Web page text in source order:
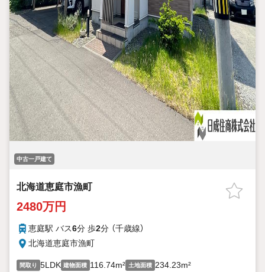
中古一戸建て
北海道恵庭市漁町
2480万円
恵庭駅 バス6分 歩2分 （千歳線）
北海道恵庭市漁町
間取り 5LDK 建物面積 116.74m² 土地面積 234.23m²